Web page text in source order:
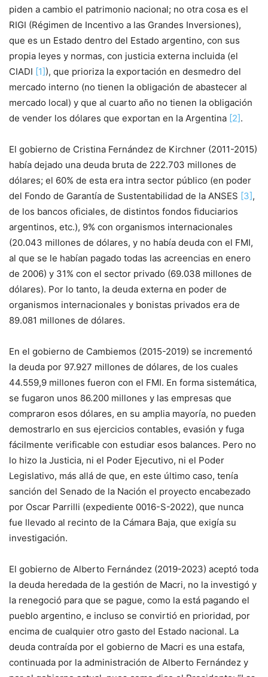
piden a cambio el patrimonio nacional; no otra cosa es el
RIGI (Régimen de Incentivo a las Grandes Inversiones),
que es un Estado dentro del Estado argentino, con sus
propia leyes y normas, con justicia externa incluida (el
CIADI [1]), que prioriza la exportación en desmedro del
mercado interno (no tienen la obligación de abastecer al
mercado local) y que al cuarto año no tienen la obligación
de vender los dólares que exportan en la Argentina [2].
El gobierno de Cristina Fernández de Kirchner (2011-2015)
había dejado una deuda bruta de 222.703 millones de
dólares; el 60% de esta era intra sector público (en poder
del Fondo de Garantía de Sustentabilidad de la ANSES [3],
de los bancos oficiales, de distintos fondos fiduciarios
argentinos, etc.), 9% con organismos internacionales
(20.043 millones de dólares, y no había deuda con el FMI,
al que se le habían pagado todas las acreencias en enero
de 2006) y 31% con el sector privado (69.038 millones de
dólares). Por lo tanto, la deuda externa en poder de
organismos internacionales y bonistas privados era de
89.081 millones de dólares.
En el gobierno de Cambiemos (2015-2019) se incrementó
la deuda por 97.927 millones de dólares, de los cuales
44.559,9 millones fueron con el FMI. En forma sistemática,
se fugaron unos 86.200 millones y las empresas que
compraron esos dólares, en su amplia mayoría, no pueden
demostrarlo en sus ejercicios contables, evasión y fuga
fácilmente verificable con estudiar esos balances. Pero no
lo hizo la Justicia, ni el Poder Ejecutivo, ni el Poder
Legislativo, más allá de que, en este último caso, tenía
sanción del Senado de la Nación el proyecto encabezado
por Oscar Parrilli (expediente 0016-S-2022), que nunca
fue llevado al recinto de la Cámara Baja, que exigía su
investigación.
El gobierno de Alberto Fernández (2019-2023) aceptó toda
la deuda heredada de la gestión de Macri, no la investigó y
la renegoció para que se pague, como la está pagando el
pueblo argentino, e incluso se convirtió en prioridad, por
encima de cualquier otro gasto del Estado nacional. La
deuda contraída por el gobierno de Macri es una estafa,
continuada por la administración de Alberto Fernández y